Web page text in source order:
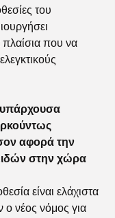
του
πλαίσια που να
αφορά την
στην χώρα
είναι ελάχιστα
ο νέος νόμος για